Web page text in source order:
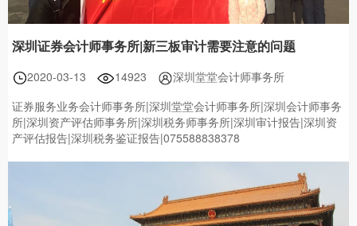
深圳证券会计师事务所|新三板审计需要注意的问题
2020-03-13 14923
深圳堂堂会计师事务所
证券服务业务会计师事务所|深圳堂堂会计师事务所|深圳会计师事务
所|深圳资产评估师事务所|深圳税务师事务所|深圳审计报告|深圳资
产评估报告|深圳税务鉴证报告|075588838378